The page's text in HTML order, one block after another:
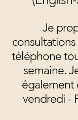
Je
téléphone
semaine.
également
vendredi -